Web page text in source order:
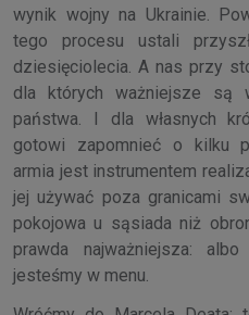
wynik wojny na Ukrainie.
tego procesu ustali
dziesięciolecia. A nas przy
dla których ważniejsze są
państwa. I dla własnych
gotowi zapomnieć o kilku
armia jest instrumentem
jej używać poza granicami
pokojowa u sąsiada niż
prawda najważniejsza:
jesteśmy w menu.